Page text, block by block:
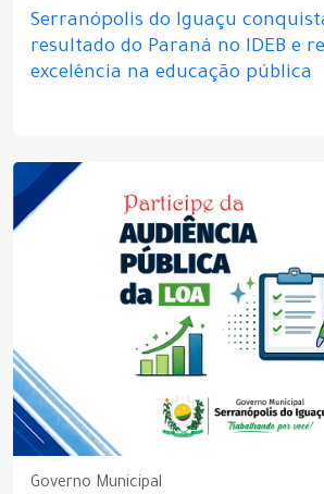
Serranópolis do Iguaçu
resultado do Paraná no IDEB e
excelência na educação pública
Governo Municipal